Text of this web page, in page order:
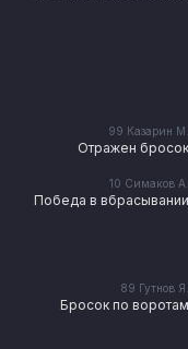
99 Казарин М.
Отражен бросок
10 Симаков А.
Победа в вбрасывании
89 Гутнов Я.
Бросок по воротам